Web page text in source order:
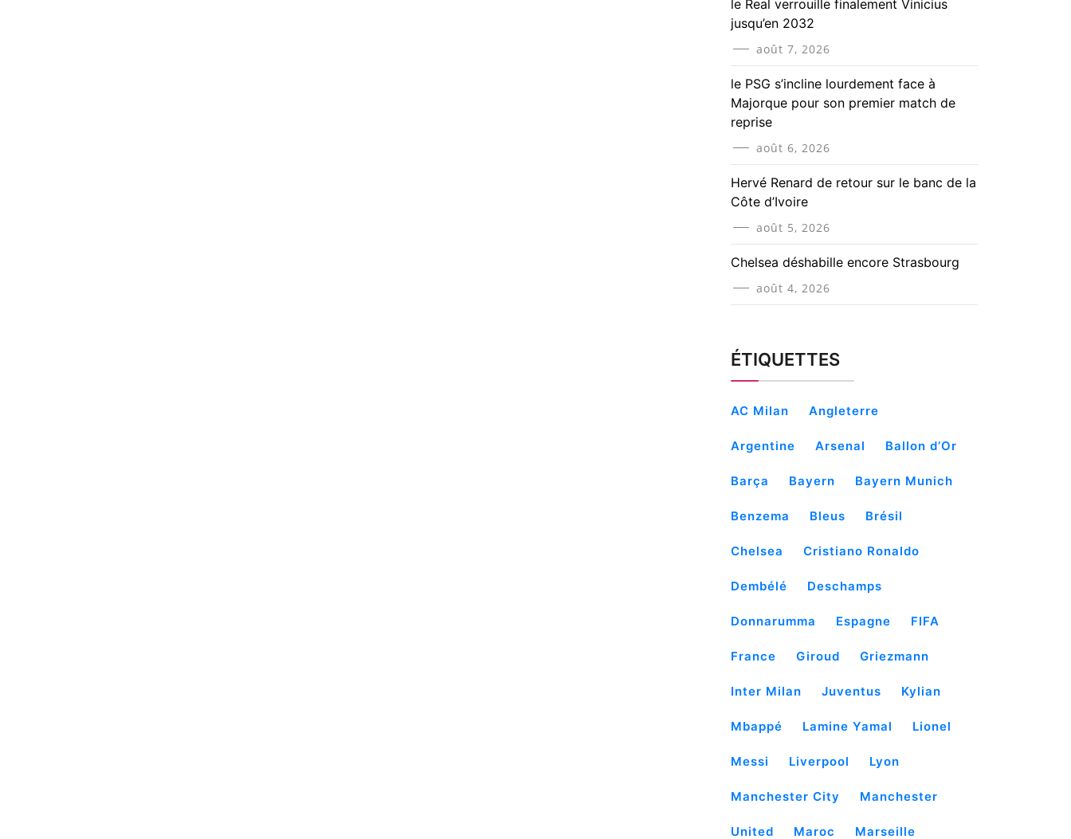
le Real verrouille finalement Vinicius
jusqu’en 2032
août 7, 2026
le PSG s’incline lourdement face à
Majorque pour son premier match de
reprise
août 6, 2026
Hervé Renard de retour sur le banc de la
Côte d’Ivoire
août 5, 2026
Chelsea déshabille encore Strasbourg
août 4, 2026
ÉTIQUETTES
AC Milan Angleterre
Argentine Arsenal Ballon d’Or
Barça Bayern Bayern Munich
Benzema Bleus Brésil
Chelsea Cristiano Ronaldo
Dembélé Deschamps
Donnarumma Espagne FIFA
France Giroud Griezmann
Inter Milan Juventus Kylian
Mbappé Lamine Yamal Lionel
Messi Liverpool Lyon
Manchester City Manchester
United Maroc Marseille